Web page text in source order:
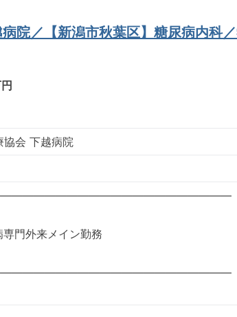
院／【新潟市秋葉区】糖尿病内科
協会 下越病院
門外来メイン勤務